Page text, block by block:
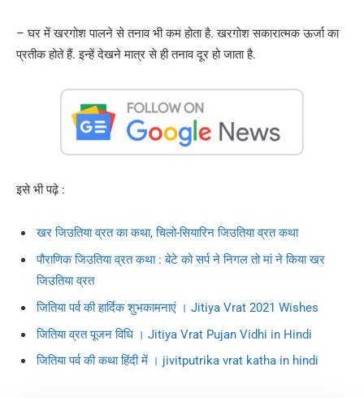
– घर में खरगोश पालने से तनाव भी कम होता है. खरगोश सकारात्मक ऊर्जा का
प्रतीक होते हैं. इन्हें देखने मात्र से ही तनाव दूर हो जाता है.
इसे भी पढ़े :
खर जिउतिया व्रत का कथा, चिलो-सियारिन जिउतिया व्रत कथा
पौराणिक जिउतिया व्रत कथा : बेटे को सर्प ने निगल तो मां ने किया खर
जिउतिया व्रत
जितिया पर्व की हार्दिक शुभकामनाएं । Jitiya Vrat 2021 Wishes
जितिया व्रत पूजन विधि । Jitiya Vrat Pujan Vidhi in Hindi
जितिया पर्व की कथा हिंदी में । jivitputrika vrat katha in hindi